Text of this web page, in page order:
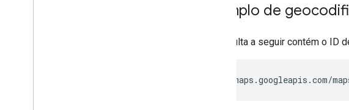
Exemplo de
A consulta a seguir contém o ID
https://maps.googleapis.com/